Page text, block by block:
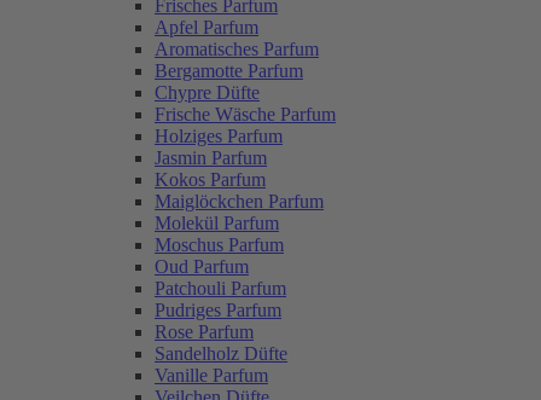
Frisches Parfum
Apfel Parfum
Aromatisches Parfum
Bergamotte Parfum
Chypre Düfte
Frische Wäsche Parfum
Holziges Parfum
Jasmin Parfum
Kokos Parfum
Maiglöckchen Parfum
Molekül Parfum
Moschus Parfum
Oud Parfum
Patchouli Parfum
Pudriges Parfum
Rose Parfum
Sandelholz Düfte
Vanille Parfum